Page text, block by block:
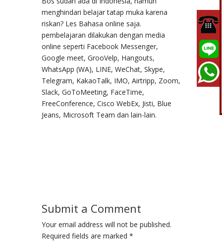
menghindari belajar tatap muka karena
riskan? Les Bahasa online saja.
pembelajaran dilakukan dengan media
online seperti Facebook Messenger,
Google meet, GrooVelp, Hangouts,
WhatsApp (WA), LINE, WeChat, Skype,
Telegram, KakaoTalk, IMO, Airtripp, Zoom,
Slack, GoToMeeting, FaceTime,
FreeConference, Cisco WebEx, Jisti, Blue
Jeans, Microsoft Team dan lain-lain.
Submit a Comment
Your email address will not be published.
Required fields are marked *